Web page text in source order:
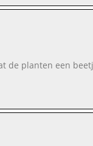
de planten een